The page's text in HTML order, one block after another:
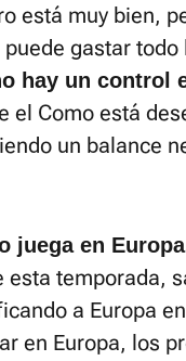
está muy bien,
gastar todo
hay un control
el Como está
un balance
juega en
temporada,
a Europa
en Europa, los